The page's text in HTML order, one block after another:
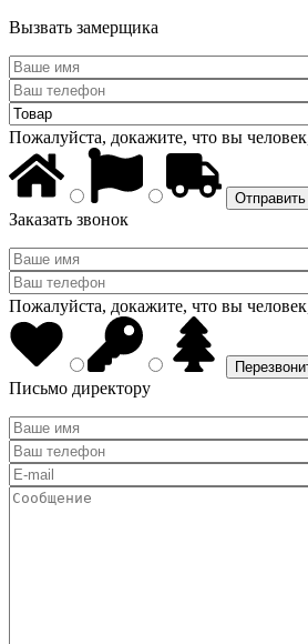
Вызвать замерщика
Пожалуйста, докажите, что вы
Заказать звонок
Пожалуйста, докажите, что вы
Письмо директору